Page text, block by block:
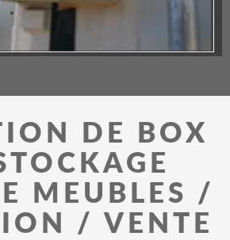
DE BOX
MEUBLES /
/ VENTE